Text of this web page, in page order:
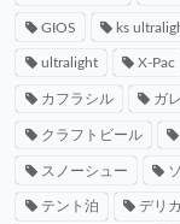
GIOS ks
ultralight X-Pac
カフラシル ガ
クラフトビール
スノーシュー
テント泊 デリ